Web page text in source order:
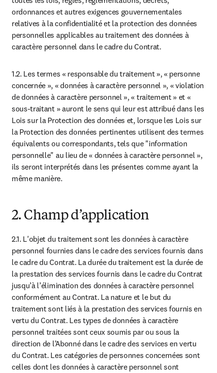
ordonnances et autres exigences gouvernementales
relatives à la confidentialité et la protection des données
personnelles applicables au traitement des données à
caractère personnel dans le cadre du Contrat.
1.2. Les termes « responsable du traitement », « personne
concernée », « données à caractère personnel », « violation
de données à caractère personnel », « traitement » et «
sous-traitant » auront le sens qui leur est attribué dans les
Lois sur la Protection des données et, lorsque les Lois sur
la Protection des données pertinentes utilisent des termes
équivalents ou correspondants, tels que "information
personnelle" au lieu de « données à caractère personnel »,
ils seront interprétés dans les présentes comme ayant la
même manière.
2. Champ d’application
2.1. L'objet du traitement sont les données à caractère
personnel fournies dans le cadre des services fournis dans
le cadre du Contrat. La durée du traitement est la durée de
la prestation des services fournis dans le cadre du Contrat
jusqu’à l’élimination des données à caractère personnel
conformément au Contrat. La nature et le but du
traitement sont liés à la prestation des services fournis en
vertu du Contrat. Les types de données à caractère
personnel traitées sont ceux soumis par ou sous la
direction de l’Abonné dans le cadre des services en vertu
du Contrat. Les catégories de personnes concernées sont
celles dont les données à caractère personnel sont